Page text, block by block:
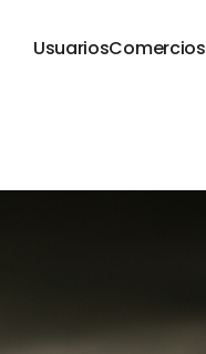
UsuariosComercios